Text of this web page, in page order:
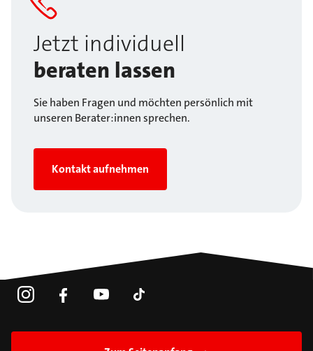
Jetzt individuell
beraten lassen
Sie haben Fragen und möchten persönlich mit
unseren Berater:innen sprechen.
Kontakt aufnehmen